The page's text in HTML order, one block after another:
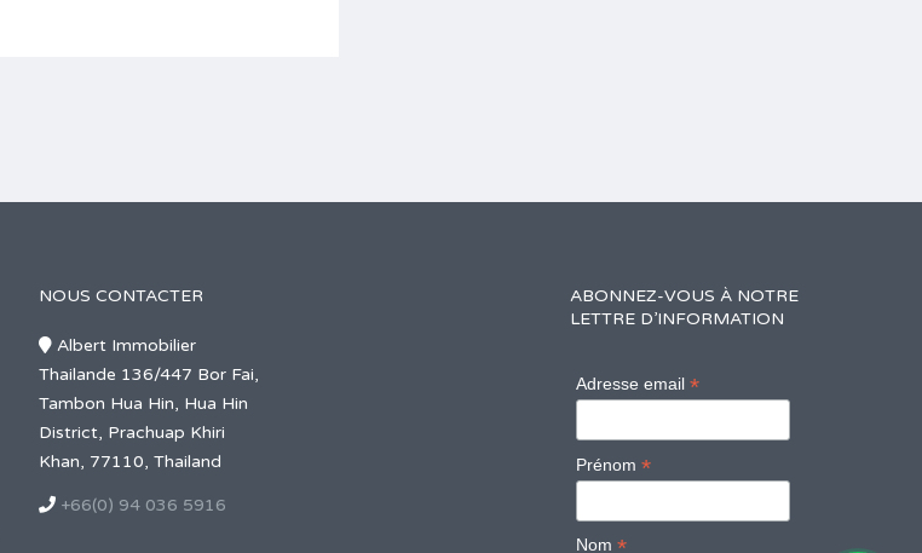
NOUS CONTACTER
Albert Immobilier
Thailande 136/447 Bor Fai,
Tambon Hua Hin, Hua Hin
District, Prachuap Khiri
Khan, 77110, Thailand
+66(0) 94 036 5916
ABONNEZ-VOUS À NOTRE
LETTRE D’INFORMATION
Adresse email*
Prénom*
Nom